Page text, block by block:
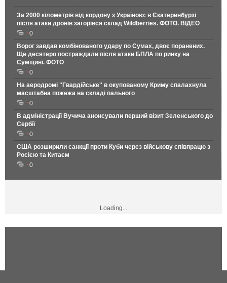
За 2000 кілометрів від кордону з Україною: в Єкатеринбурзі
після атаки дронів загорівся склад Wildberries. ФОТО. ВІДЕО
0
Ворог завдав комбінованого удару по Сумах, двоє поранених.
Ще десятеро постраждали після атаки БПЛА по ринку на
Сумщині. ФОТО
0
На аеродромі "Гвардійське" в окупованому Криму спалахнула
масштабна пожежа на складі пального
0
В адміністрації Вучича анонсували перший візит Зеленського до
Сербії
0
США розширили санкції проти Куби через військову співпрацю з
Росією та Китаєм
0
Loading...